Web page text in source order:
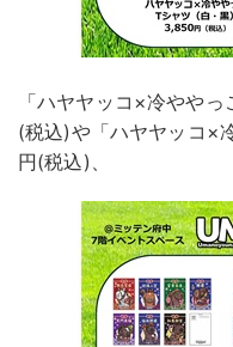
「ハヤヤッコ×冷やや
(税込)や「ハヤヤッコ×
円(税込)、